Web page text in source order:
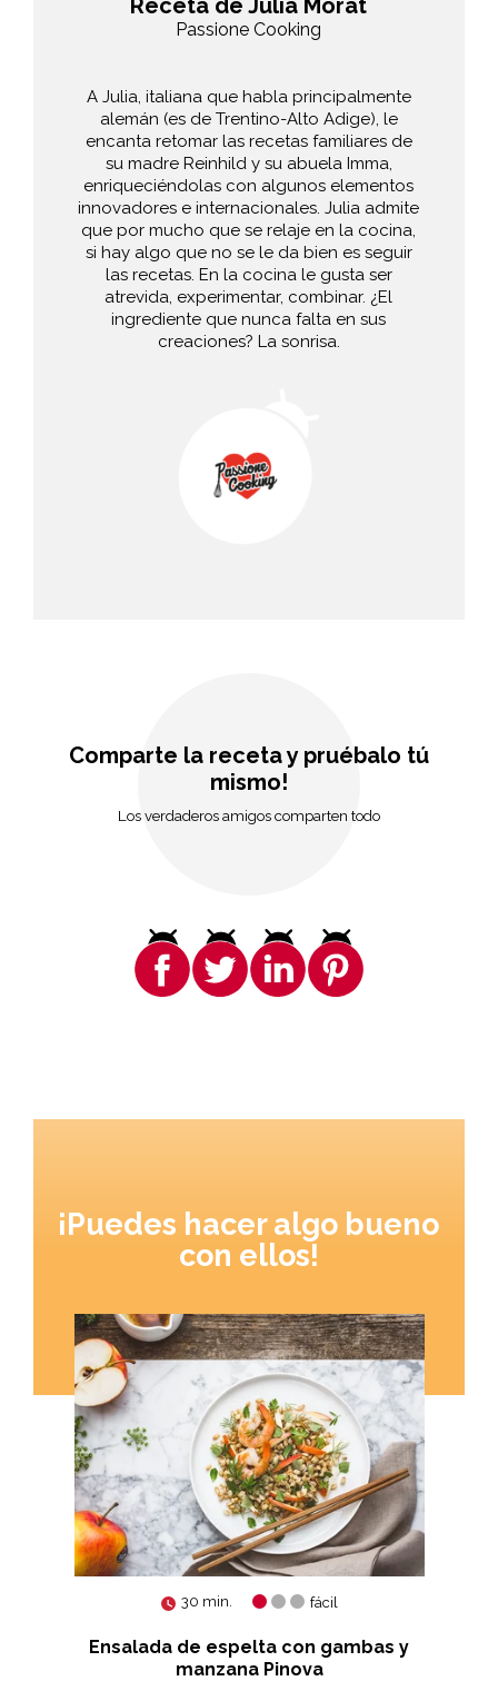
Receta de Julia Morat
Passione Cooking
A Julia, italiana que habla principalmente
alemán (es de Trentino-Alto Adige), le
encanta retomar las recetas familiares de
su madre Reinhild y su abuela Imma,
enriqueciéndolas con algunos elementos
innovadores e internacionales. Julia admite
que por mucho que se relaje en la cocina,
si hay algo que no se le da bien es seguir
las recetas. En la cocina le gusta ser
atrevida, experimentar, combinar. ¿El
ingrediente que nunca falta en sus
creaciones? La sonrisa.
Comparte la receta y pruébalo tú
mismo!
Los verdaderos amigos comparten todo
¡Puedes hacer algo bueno
con ellos!
30 min. fácil
Ensalada de espelta con gambas y
manzana Pinova